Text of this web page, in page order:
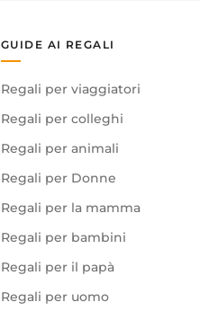
GUIDE AI REGALI
Regali per viaggiatori
Regali per colleghi
Regali per animali
Regali per Donne
Regali per la mamma
Regali per bambini
Regali per il papà
Regali per uomo